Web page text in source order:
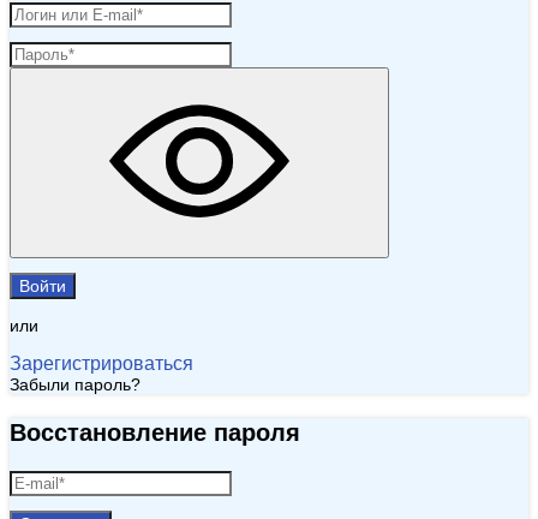
Войти
или
Зарегистрироваться
Забыли пароль?
Восстановление пароля